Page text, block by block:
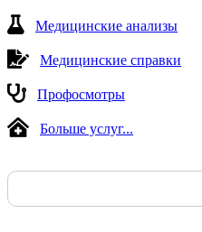
Медицинские анализы
Медицинские справки
Профосмотры
Больше услуг...